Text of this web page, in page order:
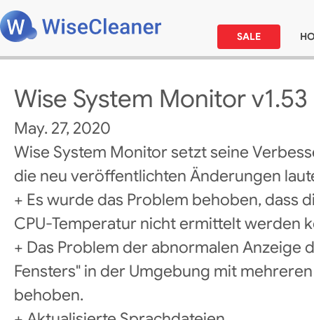
SALE
Wise System Monitor v1.53
May. 27, 2020
Wise System Monitor setzt seine
die neu veröffentlichten Änderungen
+ Es wurde das Problem behoben, dass
CPU-Temperatur nicht ermittelt werden
+ Das Problem der abnormalen Anzeige
Fensters" in der Umgebung mit
behoben.